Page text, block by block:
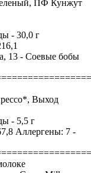
ПФ Кунжут
- 30,0 г
13 - Соевые бобы
Выход
- 5,5 г
Аллергены: 7 -